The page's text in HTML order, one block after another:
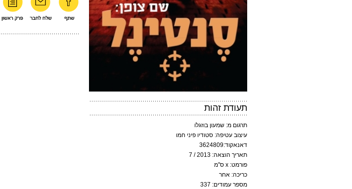
תעודת זהות
תרגום מ: שמעון בוזגלו
עיצוב עטיפה: סטודיו פיני חמו
דאנאקוד:3624809
תאריך הוצאה: 2013 / 7
פורמט: x ס"מ
כריכה: אחר
מספר עמודים: 337